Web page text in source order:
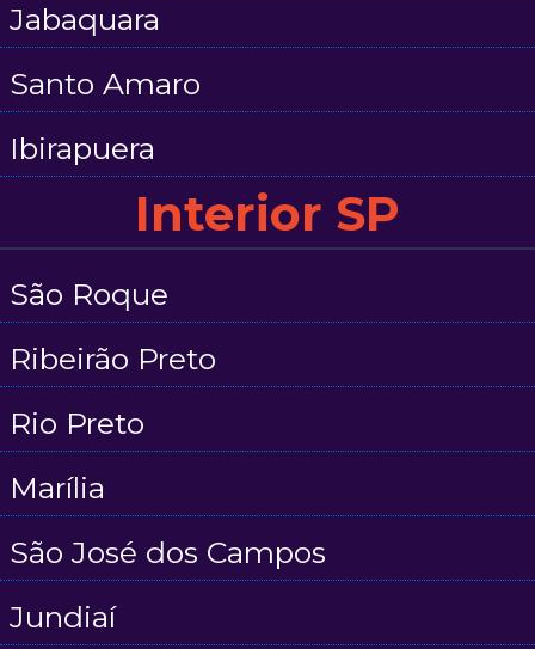
Jabaquara
Santo Amaro
Ibirapuera
Interior SP
São Roque
Ribeirão Preto
Rio Preto
Marília
São José dos Campos
Jundiaí